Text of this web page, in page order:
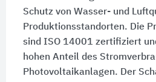
Schutz von Wasser- und
Produktionsstandorten. Die
sind ISO 14001 zertifiziert
hohen Anteil des
Photovoltaikanlagen. Der